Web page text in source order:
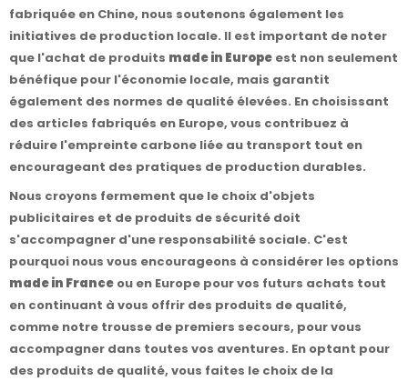
fabriquée en Chine, nous soutenons également les
initiatives de production locale. Il est important de noter
que l'achat de produits made in Europe est non seulement
bénéfique pour l'économie locale, mais garantit
également des normes de qualité élevées. En choisissant
des articles fabriqués en Europe, vous contribuez à
réduire l'empreinte carbone liée au transport tout en
encourageant des pratiques de production durables.
Nous croyons fermement que le choix d'objets
publicitaires et de produits de sécurité doit
s'accompagner d'une responsabilité sociale. C'est
pourquoi nous vous encourageons à considérer les options
made in France ou en Europe pour vos futurs achats tout
en continuant à vous offrir des produits de qualité,
comme notre trousse de premiers secours, pour vous
accompagner dans toutes vos aventures. En optant pour
des produits de qualité, vous faites le choix de la